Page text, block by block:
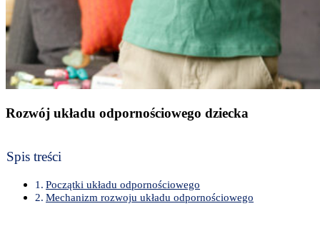
Rozwój układu odpornościowego dziecka
Spis treści
Początki układu odpornościowego
Mechanizm rozwoju układu odpornościowego